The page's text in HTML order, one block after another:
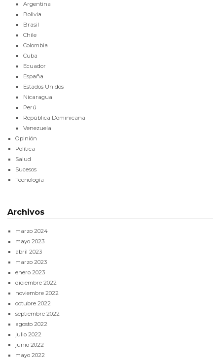
Argentina
Bolivia
Brasil
Chile
Colombia
Cuba
Ecuador
España
Estados Unidos
Nicaragua
Perú
República Dominicana
Venezuela
Opinión
Política
Salud
Sucesos
Tecnología
Archivos
marzo 2024
mayo 2023
abril 2023
marzo 2023
enero 2023
diciembre 2022
noviembre 2022
octubre 2022
septiembre 2022
agosto 2022
julio 2022
junio 2022
mayo 2022